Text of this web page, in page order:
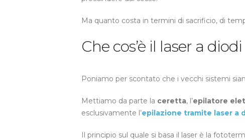
Ma quanto costa in termini di sacrificio, di
Che cos’è il laser a diodi
Poniamo per scontato che i vecchi sistemi
Mettiamo da parte la ceretta, l’epilatore
esclusivamente l’epilazione tramite laser a
Il principio sul quale si basa il laser è la